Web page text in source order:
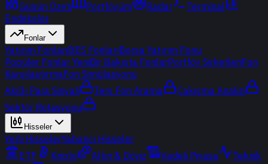
Günün Özeti Portföyüm Radar
Terminal
Endeksler
Fonlar
Yatırım FonlarıBES FonlarıBorsa Yatırım Fonu
Popüler Fonlar YeniBir Bakışta FonlarPortföy ŞirketleriFon
KarşılaştırmaFon Simülasyonu
Akıllı Para Sinyali
Ters Fon Arama
Çakışma Analizi
Sektör Rotasyonu
Hisseler
Yerli HisselerYabancı Hisseler
ETF
Kripto Altın & Döviz Vadeli Piyasa
Teknik